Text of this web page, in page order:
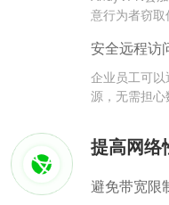
意行为者窃取
安全远程访
企业员工可
源，无需担心
提高网络
避免带宽限